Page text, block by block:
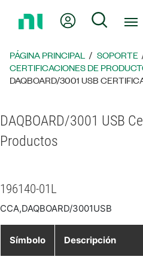
página
principal
Mi cuenta
PÁGINA PRINCIPAL SOPORTE
CERTIFICACIONES DE
DAQBOARD/3001 USB
DAQBOARD/3001 USB
Productos
196140-01L
CCA,DAQBOARD/3001USB
Símbolo Descripción